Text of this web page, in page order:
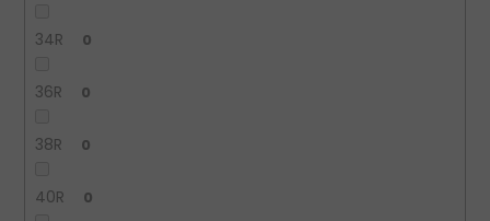
34R 0
36R 0
38R 0
40R 0